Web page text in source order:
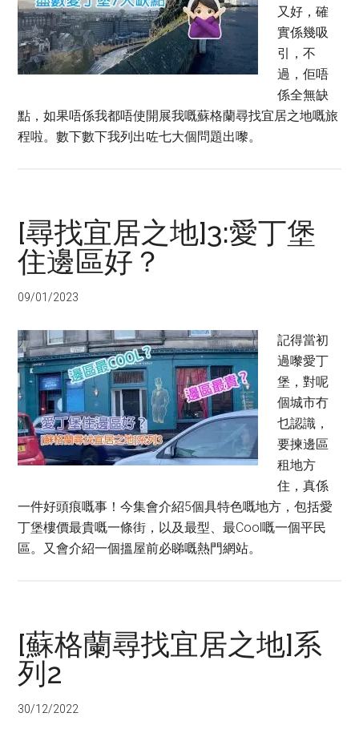
又好，確
實係幾吸
引，不
過，佢唔
係全無缺
點，如果唔係我都唔使開展我嘅蘇格蘭尋找宜居之地嘅旅
程啦。數下數下我列出咗七大個問題出嚟。
[尋找宜居之地]3:愛丁堡
住邊區好？
09/01/2023
記得當初
過嚟愛丁
堡，對呢
個城市冇
乜認識，
要揀邊區
租地方
住，真係
一件好頭痕嘅事！今集會介紹5個具特色嘅地方，包括愛
丁堡樓價最貴嘅一條街，以及最型、最Cool嘅一個平民
區。又會介紹一個搵屋前必睇嘅熱門網站。
[蘇格蘭尋找宜居之地]系
列2
30/12/2022